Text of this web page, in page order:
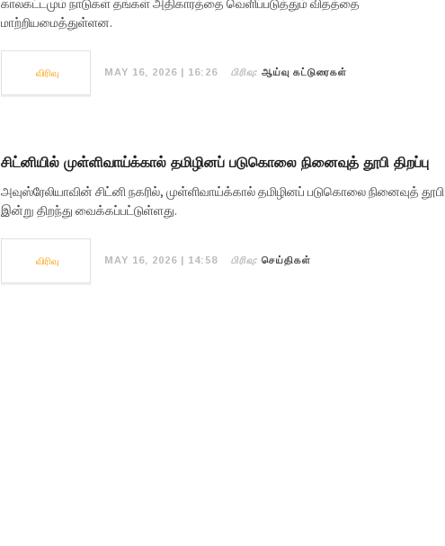
காலகட்டமும் நாடுகள் தங்கள் அதிகாரத்தை வெளிப்படுத்தும் விதத்தை
மாற்றியமைத்துள்ளன.
விரிவு MAY 16, 2026 | 16:26 பிரிவு: ஆய்வு கட்டுரைகள்
சிட்னியில் முள்ளிவாய்க்கால் தமிழினப் படுகொலை நினைவுத் தூபி திறப்பு
அவுஸ்ரேலியாவின் சிட்னி நகரில், முள்ளிவாய்க்கால் தமிழினப் படுகொலை நினைவுத் தூபி
இன்று திறந்து வைக்கப்பட்டுள்ளது.
விரிவு MAY 16, 2026 | 14:58 பிரிவு: செய்திகள்